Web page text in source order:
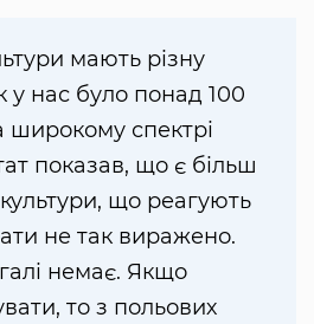
мають різну
у нас було понад 100
широкому спектрі
показав, що є більш
культури, що реагують
не так виражено.
немає. Якщо
то з польових